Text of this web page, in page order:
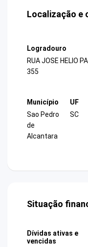
Localização e
Logradouro
RUA JOSE HELIO
355
Município
Sao Pedro
de
Alcantara
UF
SC
Situação
Dívidas ativas e
vencidas